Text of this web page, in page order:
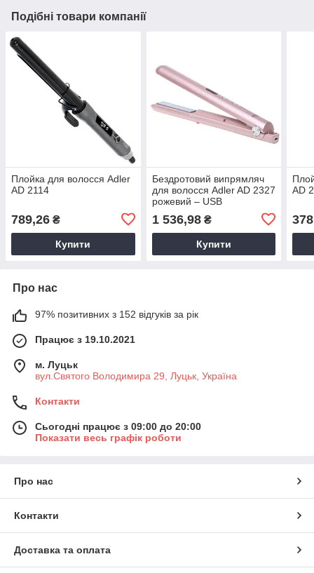
Подібні товари компанії
Плойка для волосся Adler
AD 2114
789,26 ₴
Купити
Бездротовий випрямляч
для волосся Adler AD 2327
рожевий – USB
1 536,98₴
Купити
AD
Про нас
97% позитивних з 152 відгуків за рік
Працює з 19.10.2021
м. Луцьк
вул.Святого Володимира 29, Луцьк, Україна
Контакти
Сьогодні працює з 09:00 до 20:00
Показати весь графік роботи
Про нас
Контакти
Доставка та оплата